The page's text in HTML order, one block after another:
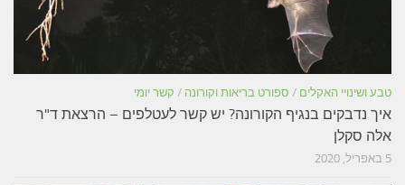
טבע ושינויי האקלים / ספורט בריאות וקורונה / קשר יומי
איך נדבקים בנגיף הקורונה? יש קשר לעטלפים – הרצאת ד"ר
אלה סקלן
5 באפריל, 2020